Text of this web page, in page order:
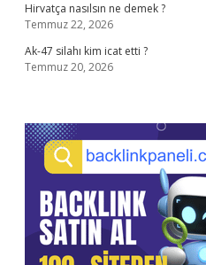
Hirvatça nasılsın ne demek ?
Temmuz 22, 2026
Ak-47 silahı kim icat etti ?
Temmuz 20, 2026